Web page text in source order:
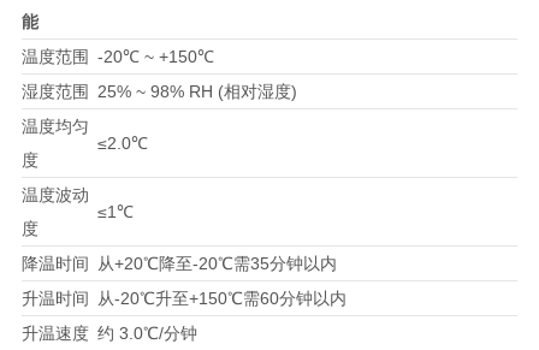
能
温度范围 -20℃ ~ +150℃
湿度范围 25% ~ 98% RH (相对湿度)
温度均匀
度
≤2.0℃
温度波动
度
≤1℃
降温时间
从+20℃降至-20℃需35分钟以内
升温时间
从-20℃升至+150℃需60分钟以内
升温速度 约 3.0℃/分钟